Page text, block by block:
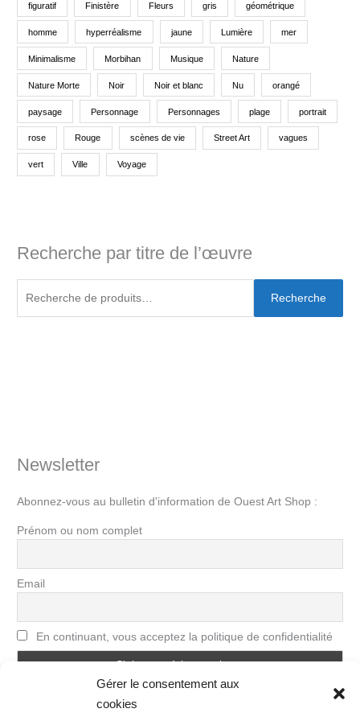
Gérer le consentement aux
cookies
figuratif Finistère Fleurs gris géométrique
homme hyperréalisme jaune Lumière mer
Minimalisme Morbihan Musique Nature
Nature Morte Noir Noir et blanc Nu orangé
paysage Personnage Personnages plage portrait
rose Rouge scènes de vie Street Art vagues
vert Ville Voyage
Recherche par titre de l’œuvre
Recherche
Newsletter
Abonnez-vous au bulletin d'information de Ouest Art Shop :
Prénom ou nom complet
Email
En continuant, vous acceptez la politique de confidentialité